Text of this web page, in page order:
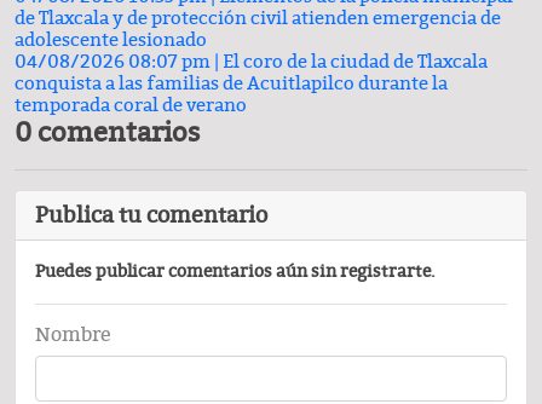
de Tlaxcala y de protección civil atienden emergencia de
adolescente lesionado
04/08/2026 08:07 pm | El coro de la ciudad de Tlaxcala
conquista a las familias de Acuitlapilco durante la
temporada coral de verano
0 comentarios
Publica tu comentario
Puedes publicar comentarios aún sin registrarte.
Nombre